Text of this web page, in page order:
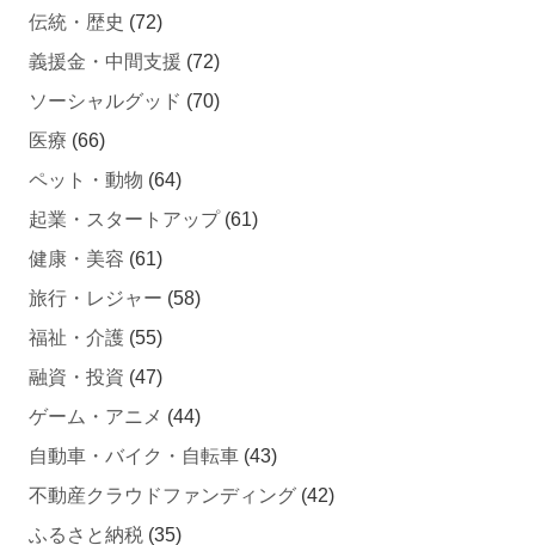
伝統・歴史 (72)
義援金・中間支援 (72)
ソーシャルグッド (70)
医療 (66)
ペット・動物 (64)
起業・スタートアップ(61)
健康・美容 (61)
旅行・レジャー (58)
福祉・介護 (55)
融資・投資 (47)
ゲーム・アニメ (44)
自動車・バイク・自転車 (43)
不動産クラウドファンディング (42)
ふるさと納税 (35)